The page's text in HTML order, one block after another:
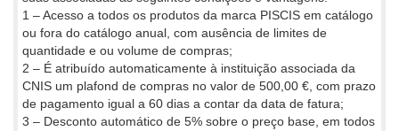
1 – Acesso a todos os produtos da marca PISCIS em catálogo
ou fora do catálogo anual, com ausência de limites de
quantidade e ou volume de compras;
2 – É atribuído automaticamente à instituição associada da
CNIS um plafond de compras no valor de 500,00 €, com prazo
de pagamento igual a 60 dias a contar da data de fatura;
3 – Desconto automático de 5% sobre o preço base, em todos